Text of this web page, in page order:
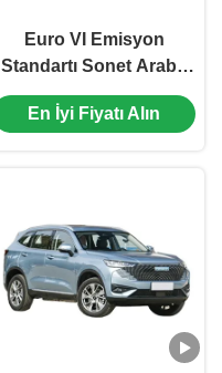
Euro VI Emisyon
Standartı Sonet Araba
Üretimi 5 koltuklu ve
otomatik vitesli küçük
En İyi Fiyatı Alın